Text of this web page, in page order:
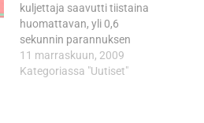
kuljettaja saavutti tiistaina
huomattavan, yli 0,6
sekunnin parannuksen
kierrosajassa, kun hän kiersi
radan parhaimmillaan
11 marraskuun, 2009
Kategoriassa "Uutiset"